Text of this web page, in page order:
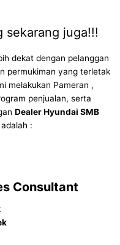
sekarang juga!!!
dekat dengan pelanggan
permukiman yang terletak
melakukan Pameran ,
penjualan, serta
Dealer Hyundai SMB
:
Consultant